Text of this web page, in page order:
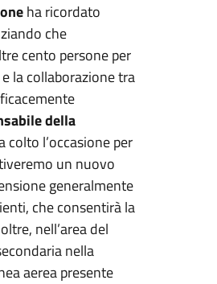
ha ricordato
che
cento persone per
la collaborazione tra
della
colto l’occasione per
un nuovo
generalmente
che consentirà la
nell’area del
nella
aerea presente